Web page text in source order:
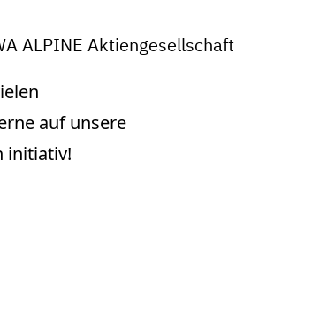
ALPINE Aktiengesellschaft
auf unsere
initiativ!